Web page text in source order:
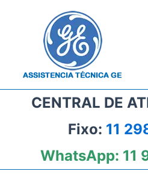
CENTRAL DE
Fixo: 11
WhatsApp: 11